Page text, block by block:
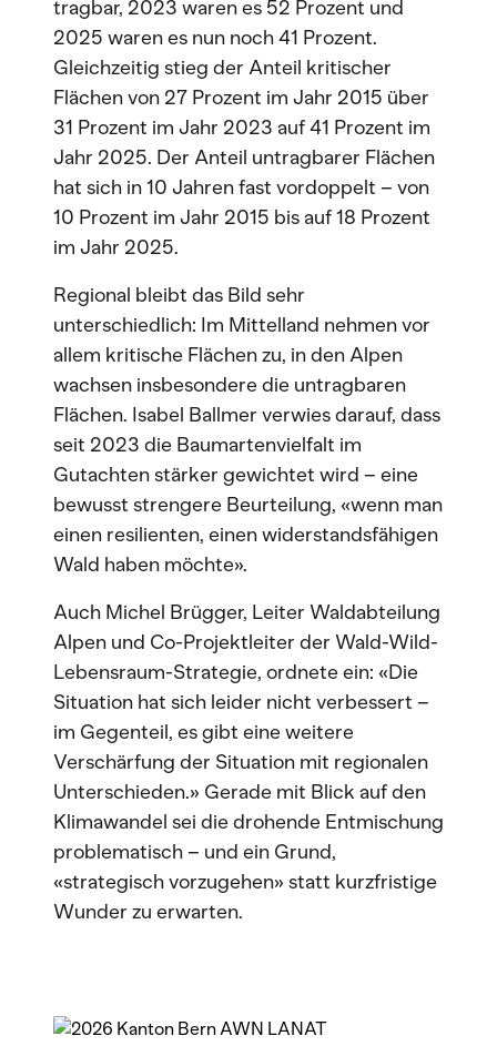
tragbar, 2023 waren es 52 Prozent und
2025 waren es nun noch 41 Prozent.
Gleichzeitig stieg der Anteil kritischer
Flächen von 27 Prozent im Jahr 2015 über
31 Prozent im Jahr 2023 auf 41 Prozent im
Jahr 2025. Der Anteil untragbarer Flächen
hat sich in 10 Jahren fast vordoppelt – von
10 Prozent im Jahr 2015 bis auf 18 Prozent
im Jahr 2025.
Regional bleibt das Bild sehr
unterschiedlich: Im Mittelland nehmen vor
allem kritische Flächen zu, in den Alpen
wachsen insbesondere die untragbaren
Flächen. Isabel Ballmer verwies darauf, dass
seit 2023 die Baumartenvielfalt im
Gutachten stärker gewichtet wird – eine
bewusst strengere Beurteilung, «wenn man
einen resilienten, einen widerstandsfähigen
Wald haben möchte».
Auch Michel Brügger, Leiter Waldabteilung
Alpen und Co-Projektleiter der Wald-Wild-
Lebensraum-Strategie, ordnete ein: «Die
Situation hat sich leider nicht verbessert –
im Gegenteil, es gibt eine weitere
Verschärfung der Situation mit regionalen
Unterschieden.» Gerade mit Blick auf den
Klimawandel sei die drohende Entmischung
problematisch – und ein Grund,
«strategisch vorzugehen» statt kurzfristige
Wunder zu erwarten.